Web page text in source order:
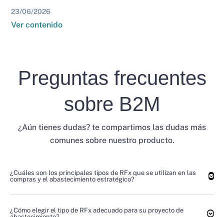
23/06/2026
Ver contenido
Preguntas frecuentes
sobre B2M
¿Aún tienes dudas? te compartimos las dudas más
comunes sobre nuestro producto.
¿Cuáles son los principales tipos de RFx que se utilizan en las
compras y el abastecimiento estratégico?
¿Cómo elegir el tipo de RFx adecuado para su proyecto de